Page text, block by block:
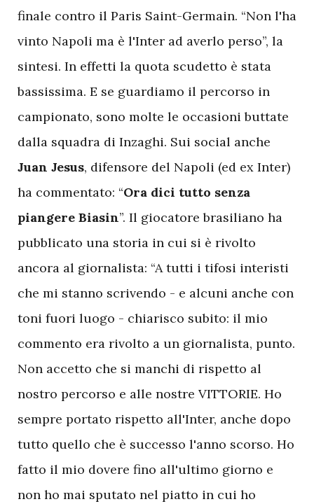
finale contro il Paris Saint-Germain. “Non l'ha
vinto Napoli ma è l'Inter ad averlo perso”, la
sintesi. In effetti la quota scudetto è stata
bassissima. E se guardiamo il percorso in
campionato, sono molte le occasioni buttate
dalla squadra di Inzaghi. Sui social anche
Juan Jesus, difensore del Napoli (ed ex Inter)
ha commentato: “Ora dici tutto senza
piangere Biasin”. Il giocatore brasiliano ha
pubblicato una storia in cui si è rivolto
ancora al giornalista: “A tutti i tifosi interisti
che mi stanno scrivendo - e alcuni anche con
toni fuori luogo - chiarisco subito: il mio
commento era rivolto a un giornalista, punto.
Non accetto che si manchi di rispetto al
nostro percorso e alle nostre VITTORIE. Ho
sempre portato rispetto all'Inter, anche dopo
tutto quello che è successo l'anno scorso. Ho
fatto il mio dovere fino all'ultimo giorno e
non ho mai sputato nel piatto in cui ho